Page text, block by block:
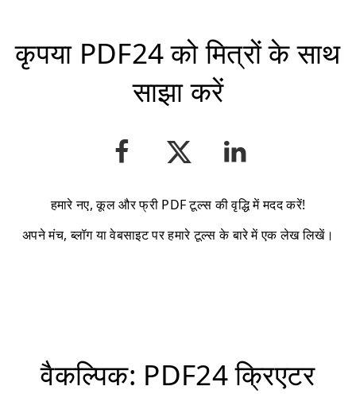
कृपया PDF24 को मित्रों के साथ
साझा करें
हमारे नए, कूल और फ्री PDF टूल्स की वृद्धि में मदद करें!
अपने मंच, ब्लॉग या वेबसाइट पर हमारे टूल्स के बारे में एक लेख लिखें।
वैकल्पिक: PDF24 क्रिएटर